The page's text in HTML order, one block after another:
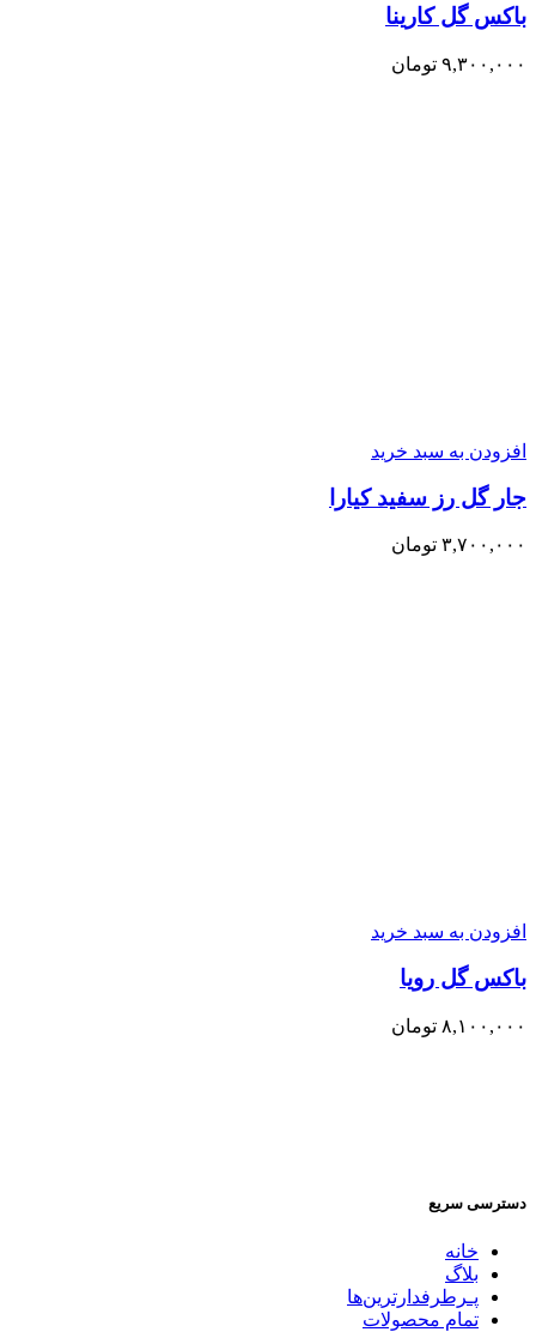
باکس گل کارینا
۹,۳۰۰,۰۰۰ تومان
افزودن به سبد خرید
جار گل رز سفید کیارا
۳,۷۰۰,۰۰۰ تومان
افزودن به سبد خرید
باکس گل رویا
۸,۱۰۰,۰۰۰ تومان
دسترسی سریع
خانه
بلاگ
پـرطرفدارترین‌ها
تمام محصولات